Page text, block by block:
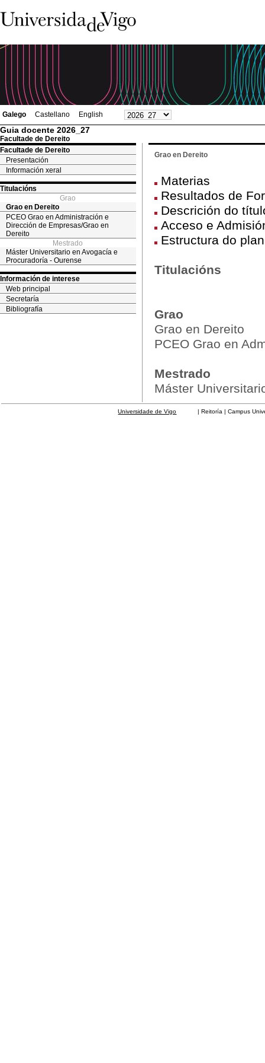
Galego Castellano English
Guia docente 2026_27
Facultade de Dereito
Facultade de Dereito
Presentación
Información xeral
Titulacións
Grao
Grao en Dereito
PCEO Grao en Administración e
Dirección de Empresas/Grao en
Dereito
Mestrado
Máster Universitario en Avogacía e
Procuradoría - Ourense
Información de interese
Web principal
Secretaría
Bibliografía
Grao en Dereito
Materias
Resultados de
Descrición do
Acceso e
Estructura do
Titulacións
Grao
Grao en Dereito
PCEO Grao en
Mestrado
Máster
Universidade de Vigo | Reitoría | Campus